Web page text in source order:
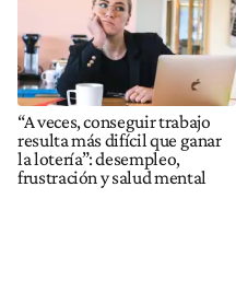
“A veces, conseguir trabajo
resulta más difícil que ganar
la lotería”: desempleo,
frustración y salud mental